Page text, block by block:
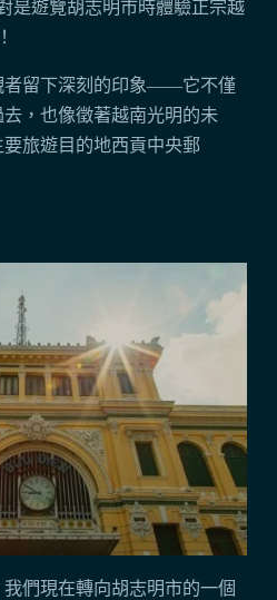
是遊覽胡志明市時體驗正宗越
者留下深刻的印象——它不僅
，也像徵著越南光明的未
旅遊目的地西貢中央郵
們現在轉向胡志明市的一個